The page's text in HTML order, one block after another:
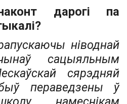
дарогі па
ніводнай
сацыяльным
сярэдняй
пераведзены ў